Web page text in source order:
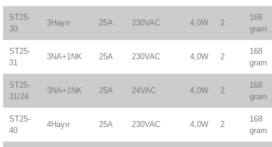
ST25-
30
3Hayır 25A 230VAC 4,0W 2
168
gram
ST25-
31
3NA+1NK 25A 230VAC 4,0W 2
168
gram
ST25-
31/24
3NA+1NK 25A 24VAC 4,0W 2
168
gram
ST25-
40
4Hayır 25A 230VAC 4,0W 2
168
gram